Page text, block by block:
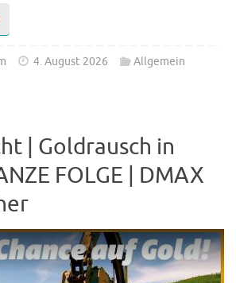
4. August 2026 Allgemein
| Goldrausch in
FOLGE | DMAX